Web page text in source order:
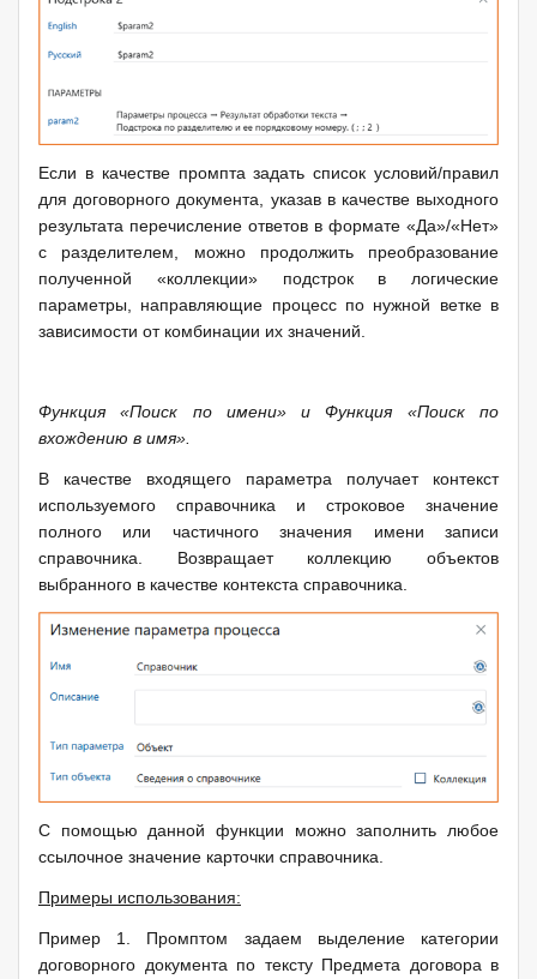
Если в качестве промпта задать список условий/правил
для договорного документа, указав в качестве выходного
результата перечисление ответов в формате «Да»/«Нет»
с разделителем, можно продолжить преобразование
полученной «коллекции» подстрок в логические
параметры, направляющие процесс по нужной ветке в
зависимости от комбинации их значений.
Функция «Поиск по имени» и Функция «Поиск по
вхождению в имя».
В качестве входящего параметра получает контекст
используемого справочника и строковое значение
полного или частичного значения имени записи
справочника. Возвращает коллекцию объектов
выбранного в качестве контекста справочника.
С помощью данной функции можно заполнить любое
ссылочное значение карточки справочника.
Примеры использования:
Пример 1. Промптом задаем выделение категории
договорного документа по тексту Предмета договора в